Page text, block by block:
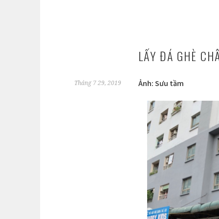
LẤY ĐÁ GHÈ
Tháng 7 29, 2019 Ảnh: Sưu tầm